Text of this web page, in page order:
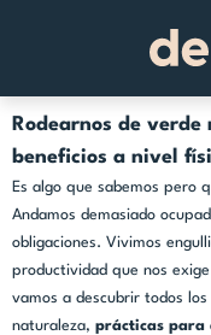
Rodearnos de
beneficios a nivel
Es algo que sabemos pero
Andamos demasiado
obligaciones. Vivimos
productividad que nos
vamos a descubrir todos
naturaleza, prácticas para